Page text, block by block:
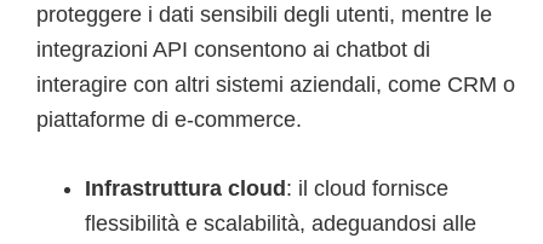
proteggere i dati sensibili degli utenti, mentre le
integrazioni API consentono ai chatbot di
interagire con altri sistemi aziendali, come CRM o
piattaforme di e-commerce.
Infrastruttura cloud: il cloud fornisce
flessibilità e scalabilità, adeguandosi alle